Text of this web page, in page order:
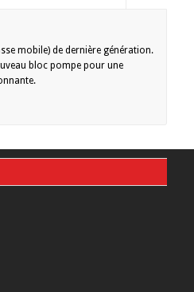
mobile) de dernière génération.
bloc pompe pour une